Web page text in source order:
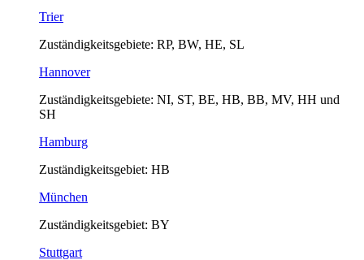
Trier
Zuständigkeitsgebiete: RP, BW, HE, SL
Hannover
Zuständigkeitsgebiete: NI, ST, BE, HB, BB, MV, HH und
SH
Hamburg
Zuständigkeitsgebiet: HB
München
Zuständigkeitsgebiet: BY
Stuttgart